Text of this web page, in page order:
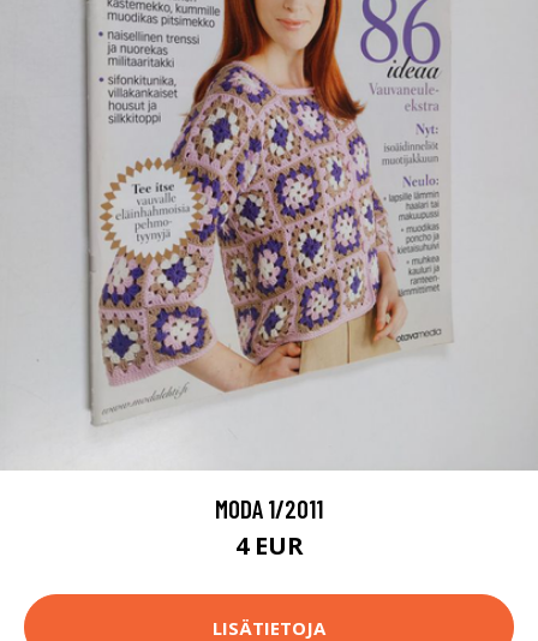
MODA 1/2011
4 EUR
LISÄTIETOJA